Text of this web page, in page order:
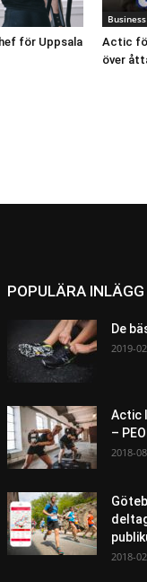
för Uppsala
Business
Actic
över
POPULÄRA INLÄGG
De
2019-
Actic
–
2018-
2018-